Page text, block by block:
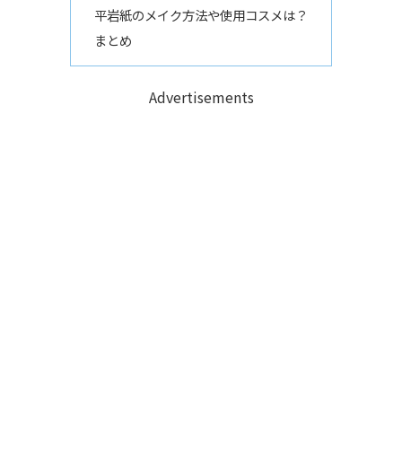
平岩紙のメイク方法や使用コスメは？
まとめ
Advertisements